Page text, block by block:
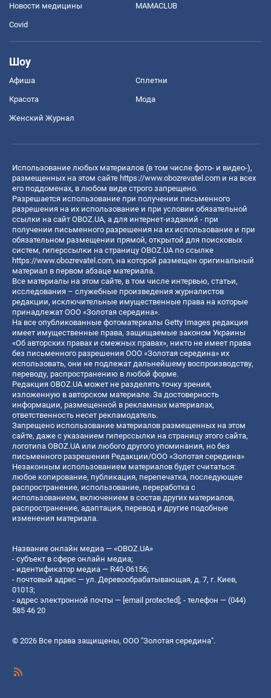
Новости медицины MAMACLUB
Covid
Шоу
Афиша Сплетни
Красота Мода
Женский Журнал
Использование любых материалов (в том числе фото- и видео-),
размещенных на этом сайте https://www.obozrevatel.com и на всех
его поддоменах, в любом виде строго запрещено.
Разрешается использование при получении письменного
разрешения на их использование и при условии обязательной
ссылки на сайт OBOZ.UA, а для интернет-изданий - при
получении письменного разрешения на их использование и при
обязательном размещении прямой, открытой для поисковых
систем, гиперссылки на страницу OBOZ.UA по ссылке
https://www.obozrevatel.com, на которой размещен оригинальный
материал в первом абзаце материала.
Все материалы на этом сайте, в том числе интервью, статьи,
исследования – служебные произведения журналистов
редакции, исключительные имущественные права на которые
принадлежат ООО «Золотая середина».
На все опубликованные фотоматериалы Getty Images редакция
имеет имущественные права, защищаемые законом Украины
«Об авторских правах и смежных правах», никто не имеет права
без письменного разрешения ООО «Золотая середина» их
использовать, они не подлежат дальнейшему воспроизводству,
переводу, распространению в любой форме.
Редакция OBOZ.UA может не разделять точку зрения,
изложенную в авторском материале. За достоверность
информации, размещенной в рекламных материалах,
ответственность несет рекламодатель.
Запрещено использование материалов размещенных на этом
сайте, даже с указанием гиперссылки на страницу этого сайта,
логотипа OBOZ.UA или любого другого упоминания, но без
письменного разрешения Редакции/ООО «Золотая середина»
Незаконным использованием материалов будет считаться:
любое копирование, публикация, перепечатка, последующее
распространение, использование, переработка с
использованием, включением в состав других материалов,
распространение, адаптация, перевод и другие подобные
изменения материала.
Название онлайн медиа — «OBOZ.UA»
- субъект в сфере онлайн медиа;
- идентификатор медиа — R40-06156;
- почтовый адрес — ул. Деревообрабатывающая, д. 7, г. Киев,
01013;
- адрес электронной почты — [email protected]; - телефон — (044)
585 46 20
© 2026 Все права защищены, ООО "Золотая середина".